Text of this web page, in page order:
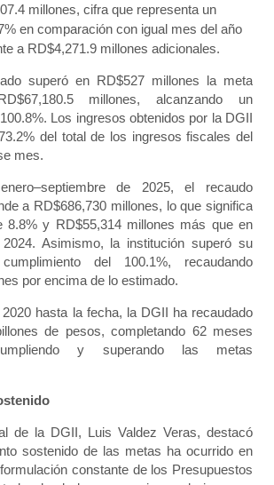
millones, cifra que representa un
en comparación con igual mes del año
a RD$4,271.9 millones adicionales.
superó en RD$527 millones la meta
millones, alcanzando un
Los ingresos obtenidos por la DGII
del total de los ingresos fiscales del
mes.
de 2025, el recaudo
a RD$686,730 millones, lo que significa
8.8% y RD$55,314 millones más que en
Asimismo, la institución superó su
del 100.1%, recaudando
por encima de lo estimado.
hasta la fecha, la DGII ha recaudado
de pesos, completando 62 meses
y superando las metas
de la DGII, Luis Valdez Veras, destacó
sostenido de las metas ha ocurrido en
constante de los Presupuestos